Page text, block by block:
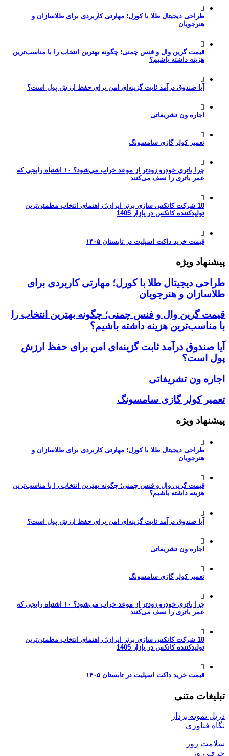
طراحی دیجیتال طلا با کورل؛ مهارتی کاربردی برای طلاسازان و
هنرجویان
قیمت گرین وال و فنس چمنی؛ چگونه بهترین انتخاب را با مناسب‌ترین
هزینه داشته باشیم؟
آیا صندوق درآمد ثابت گزینه‌ای امن برای حفظ ارزش پول است؟
اجاره ون تشریفاتی
تعمیر کولر گازی سامسونگ
چرا باتری خودرو زودتر از موعد خراب می‌شود؟ ۱۰ اشتباه رایجی که
عمر باتری را نصف می‌کنند
10 شرکت کانکس سازی برتر ایران؛ راهنمای انتخاب مطمئن‌ترین
تولیدکننده کانکس در بازار 1405
قیمت خرید داکت اسپلیت در تابستان ۱۴۰۵
پیشنهاد ویژه
طراحی دیجیتال طلا با کورل؛ مهارتی کاربردی برای
طلاسازان و هنرجویان
قیمت گرین وال و فنس چمنی؛ چگونه بهترین انتخاب را
با مناسب‌ترین هزینه داشته باشیم؟
آیا صندوق درآمد ثابت گزینه‌ای امن برای حفظ ارزش
پول است؟
اجاره ون تشریفاتی
تعمیر کولر گازی سامسونگ
پیشنهاد ویژه
طراحی دیجیتال طلا با کورل؛ مهارتی کاربردی برای طلاسازان و
هنرجویان
قیمت گرین وال و فنس چمنی؛ چگونه بهترین انتخاب را با مناسب‌ترین
هزینه داشته باشیم؟
آیا صندوق درآمد ثابت گزینه‌ای امن برای حفظ ارزش پول است؟
اجاره ون تشریفاتی
تعمیر کولر گازی سامسونگ
چرا باتری خودرو زودتر از موعد خراب می‌شود؟ ۱۰ اشتباه رایجی که
عمر باتری را نصف می‌کنند
10 شرکت کانکس سازی برتر ایران؛ راهنمای انتخاب مطمئن‌ترین
تولیدکننده کانکس در بازار 1405
قیمت خرید داکت اسپلیت در تابستان ۱۴۰۵
تبلیغات متنی
دریل نمونه بردار
نگاه فناوری
سلامت روز
حرف روز